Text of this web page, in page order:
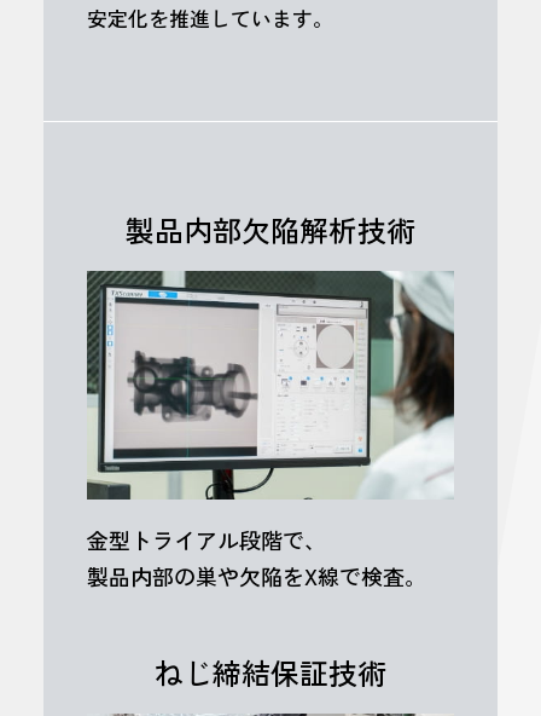
安定化を推進しています。
製品内部欠陥解析技術
金型トライアル段階で、
製品内部の巣や欠陥をX線で検査。
ねじ締結保証技術